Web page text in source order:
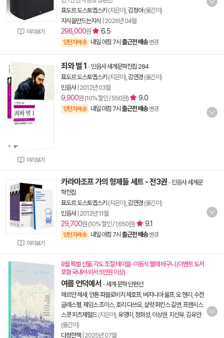
미리보기
표도르 도스토옙스키 (지은이), 김정아(옮긴이)
지식을만드는지식 2026년 04월
298,000원 6.5
양탄자배송 내일 아침 7시 출근전 배송 변경
미리보기
죄와 벌 1 - 민음사 세계문학전집 284
표도르 도스토옙스키 (지은이), 김연경 (옮긴이)
민음사| 2012년 03월
9,900원 (10% 할인 / 550원) 9.0
양탄자배송 내일 아침 7시 출근전 배송 변경
미리보기
카라마조프 가의 형제들 세트 - 전3권 - 민음사 세계문
학전집
표도르 도스토옙스키 (지은이), 김연경 (옮긴이)
민음사| 2012년 11월
29,700원 (10% 할인 / 1,650원) 9.1
양탄자배송 내일 아침 7시 출근전 배송 변경
8월 특별 선물. 각도 조절 테이블 · 이동식 빨래 바구니 (이벤트 도서
포함 국내서·외서 5만원 이상)
여름 언덕에서 -세계 문학 단편선
헤르만 헤세 안톤 파블로비치 체호프, 버지니아 울프, 오 헨리 수잔
글래스펠 제임스 조이스, 호리 다쓰오, 샬럿 퍼킨스 길먼 프랜시스
스콧 피츠제럴드(지은이), 유영미 정회성 이상원 지선유, 김유안
(옮긴이)
다정한책 2025년 07월